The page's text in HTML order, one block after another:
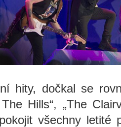
hity, dočkal se
Hills“, „The
všechny letité